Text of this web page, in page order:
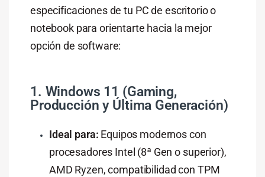
especificaciones de tu PC de escritorio o
notebook para orientarte hacia la mejor
opción de software:
1. Windows 11 (Gaming,
Producción y Última Generación)
Ideal para: Equipos modernos con
procesadores Intel (8ª Gen o superior),
AMD Ryzen, compatibilidad con TPM